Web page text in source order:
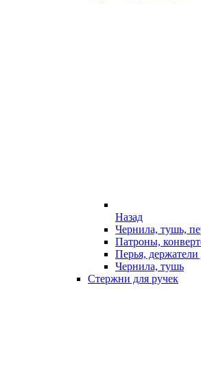
Назад
Чернила, тушь,
Патроны,
Перья, держатели
Чернила, тушь
Стержни для ручек